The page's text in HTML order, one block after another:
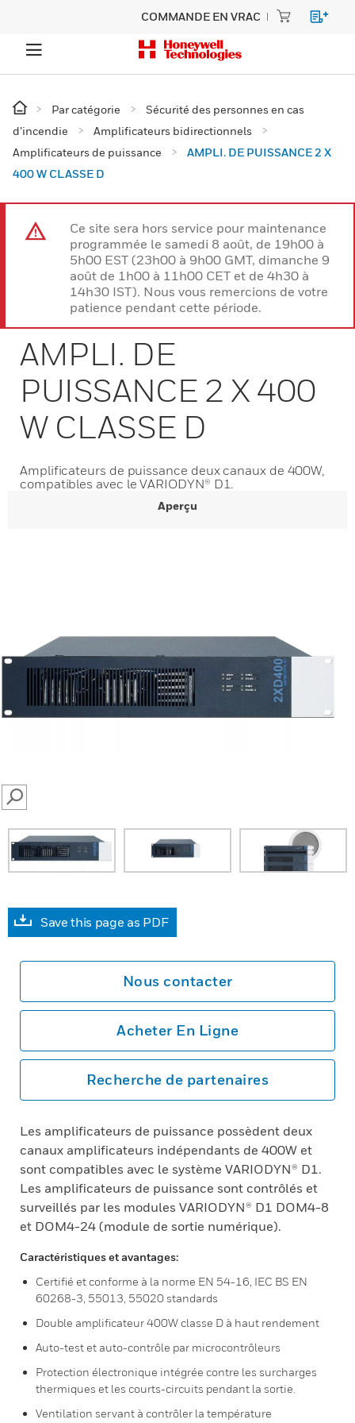
COMMANDE EN VRAC
Par catégorie
Sécurité des personnes en cas
d’incendie
Amplificateurs bidirectionnels
Amplificateurs de puissance
AMPLI. DE PUISSANCE 2 X
400 W CLASSE D
Ce site sera hors service pour maintenance
programmée le samedi 8 août, de 19h00 à
5h00 EST (23h00 à 9h00 GMT, dimanche 9
août de 1h00 à 11h00 CET et de 4h30 à
14h30 IST). Nous vous remercions de votre
patience pendant cette période.
AMPLI. DE
PUISSANCE 2 X 400
W CLASSE D
Amplificateurs de puissance deux canaux de 400W,
compatibles avec le VARIODYN® D1.
Aperçu
SEARCH
Save this page as PDF
Nous contacter
Acheter En Ligne
Recherche de partenaires
Les amplificateurs de puissance possèdent deux
canaux amplificateurs indépendants de 400W et
sont compatibles avec le système VARIODYN® D1.
Les amplificateurs de puissance sont contrôlés et
surveillés par les modules VARIODYN® D1 DOM4-8
et DOM4-24 (module de sortie numérique).
Caractéristiques et avantages:
Certifié et conforme à la norme EN 54-16, IEC BS EN
60268-3, 55013, 55020 standards
Double amplificateur 400W classe D à haut rendement
Auto-test et auto-contrôle par microcontrôleurs
Protection électronique intégrée contre les surcharges
thermiques et les courts-circuits pendant la sortie.
Ventilation servant à contrôler la température